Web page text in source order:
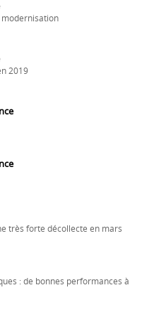
modernisation
2019
très forte décollecte en mars
: de bonnes performances à